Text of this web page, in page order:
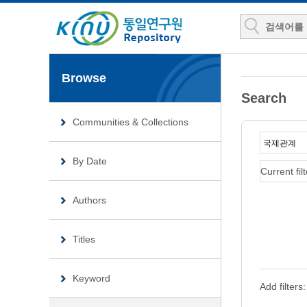
Browse
Communities & Collections
By Date
Authors
Titles
Keyword
Search
Current
Add filters: